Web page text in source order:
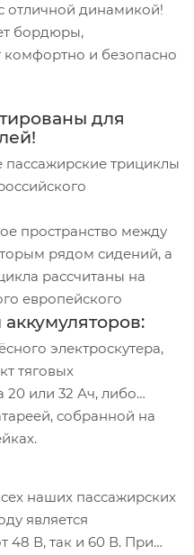
отличной динамикой!
бордюры,
и безопасно
для
трициклы
пространство между
рядом сидений, а
рассчитаны на
европейского
электроскутера,
тяговых
20 или 32 Ач, либо
собранной на
наших пассажирских
является
48 В, так и 60 В. При